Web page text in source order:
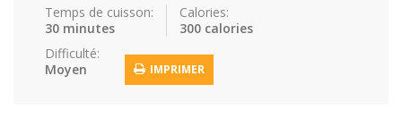
Temps de cuisson:
30 minutes
Calories:
300 calories
Difficulté:
Moyen
IMPRIMER